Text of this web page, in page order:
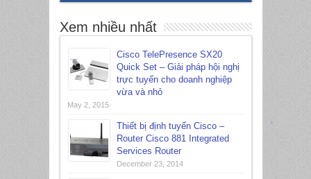
Xem nhiều nhất
Cisco TelePresence SX20
Quick Set – Giải pháp hội nghị
trực tuyến cho doanh nghiệp
vừa và nhỏ
May 2, 2015
Thiết bị định tuyến Cisco –
Router Cisco 881 Integrated
Services Router
December 23, 2014
*